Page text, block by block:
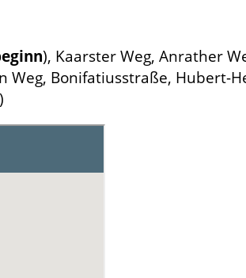
), Kaarster Weg, Anrather
Bonifatiusstraße, Hubert-
)